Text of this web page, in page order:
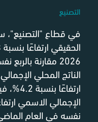
التصنيع
في قطاع "التصنيع"،
2026 مقارنة
الناتج المحلي
نفسه في العام